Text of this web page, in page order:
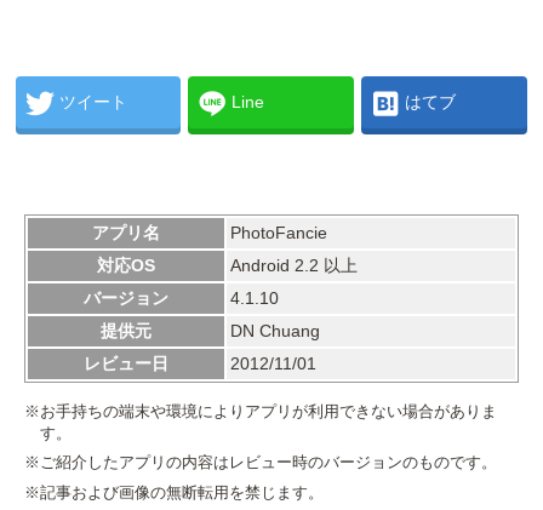
ツイート Line はてブ
アプリ名
PhotoFancie
対応OS
Android 2.2 以上
バージョン
4.1.10
提供元
DN Chuang
レビュー日
2012/11/01
※お手持ちの端末や環境によりアプリが利用できない場合がありま
す。
※ご紹介したアプリの内容はレビュー時のバージョンのものです。
※記事および画像の無断転用を禁じます。